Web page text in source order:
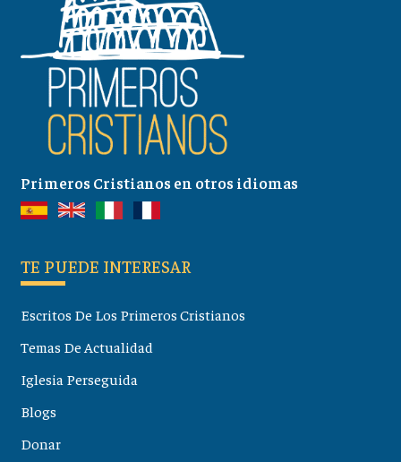
Primeros Cristianos en otros idiomas
TE PUEDE INTERESAR
Escritos De Los Primeros Cristianos
Temas De Actualidad
Iglesia Perseguida
Blogs
Donar